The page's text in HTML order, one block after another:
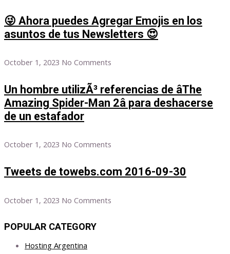
😜 Ahora puedes Agregar Emojis en los
asuntos de tus Newsletters 😍
October 1, 2023 No Comments
Un hombre utilizÃ³ referencias de âThe
Amazing Spider-Man 2â para deshacerse
de un estafador
October 1, 2023 No Comments
Tweets de towebs.com 2016-09-30
October 1, 2023 No Comments
POPULAR CATEGORY
Hosting Argentina